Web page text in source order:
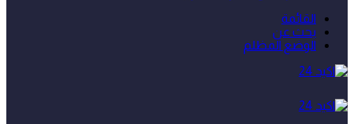
القائمة
بحث عن
الوضع المظلم